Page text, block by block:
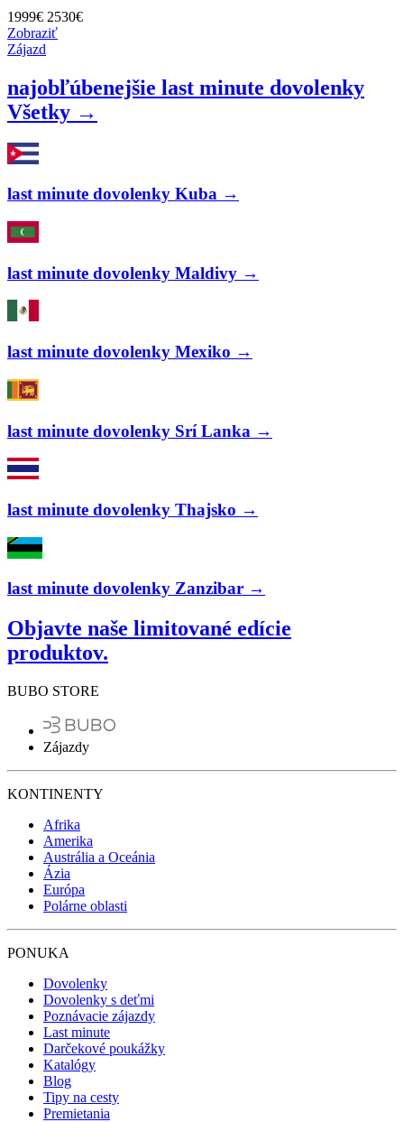
1999€ 2530€
Zobraziť
Zájazd
najobľúbenejšie last minute dovolenky
Všetky →
last minute dovolenky Kuba →
last minute dovolenky Maldivy →
last minute dovolenky Mexiko →
last minute dovolenky Srí Lanka →
last minute dovolenky Thajsko →
last minute dovolenky Zanzibar →
Objavte naše limitované edície
produktov.
BUBO STORE
Zájazdy
KONTINENTY
Afrika
Amerika
Austrália a Oceánia
Ázia
Európa
Polárne oblasti
PONUKA
Dovolenky
Dovolenky s deťmi
Poznávacie zájazdy
Last minute
Darčekové poukážky
Katalógy
Blog
Tipy na cesty
Premietania